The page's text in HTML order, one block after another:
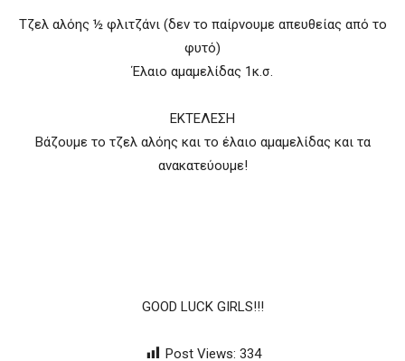
Τζελ αλόης ½ φλιτζάνι (δεν το παίρνουμε απευθείας από το
φυτό)
Έλαιο αμαμελίδας 1κ.σ.
ΕΚΤΕΛΕΣΗ
Βάζουμε το τζελ αλόης και το έλαιο αμαμελίδας και τα
ανακατεύουμε!
GOOD LUCK GIRLS!!!
Post Views: 334